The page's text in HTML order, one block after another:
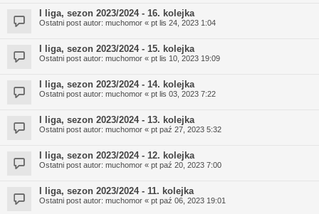
I liga, sezon 2023/2024 - 16. kolejka
Ostatni post autor: muchomor « pt lis 24, 2023 1:04
I liga, sezon 2023/2024 - 15. kolejka
Ostatni post autor: muchomor « pt lis 10, 2023 19:09
I liga, sezon 2023/2024 - 14. kolejka
Ostatni post autor: muchomor « pt lis 03, 2023 7:22
I liga, sezon 2023/2024 - 13. kolejka
Ostatni post autor: muchomor « pt paź 27, 2023 5:32
I liga, sezon 2023/2024 - 12. kolejka
Ostatni post autor: muchomor « pt paź 20, 2023 7:00
I liga, sezon 2023/2024 - 11. kolejka
Ostatni post autor: muchomor « pt paź 06, 2023 19:01